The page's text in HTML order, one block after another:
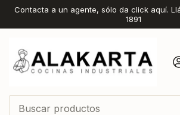
Contacta a un agente, sólo da click aquí.
1891